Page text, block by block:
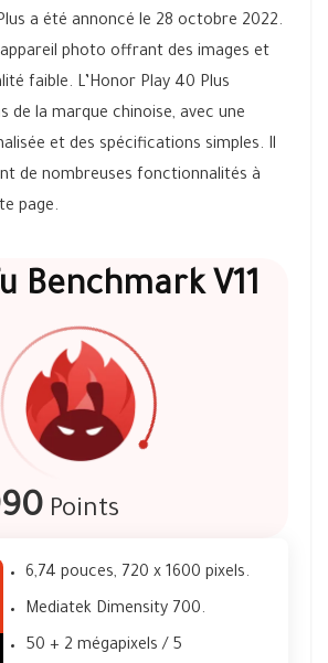
a été annoncé le 28 octobre 2022.
appareil photo offrant des images et
faible. L’Honor Play 40 Plus
de la marque chinoise, avec une
et des spécifications simples. Il
de nombreuses fonctionnalités à
page.
Benchmark V11
Points
6,74 pouces, 720 x 1600 pixels.
Mediatek Dimensity 700.
50 + 2 mégapixels / 5